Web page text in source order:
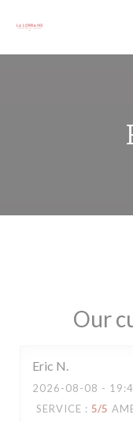
Our
Eric N
2026-08-08 -
SERVICE : 5/5